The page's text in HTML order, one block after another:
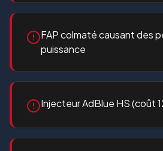
FAP colmaté causant des
puissance
Injecteur AdBlue HS (coût